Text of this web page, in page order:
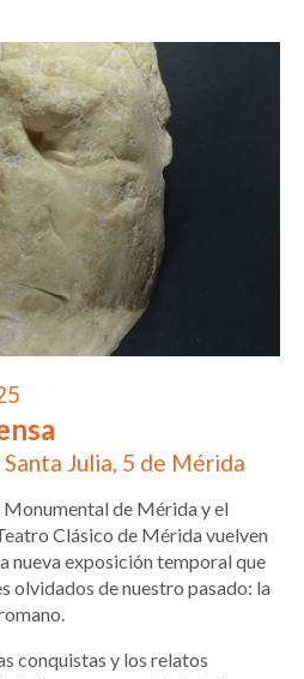
Julia, 5 de Mérida
Monumental de Mérida y el
Clásico de Mérida vuelven
nueva exposición temporal que
olvidados de nuestro pasado: la
conquistas y los relatos